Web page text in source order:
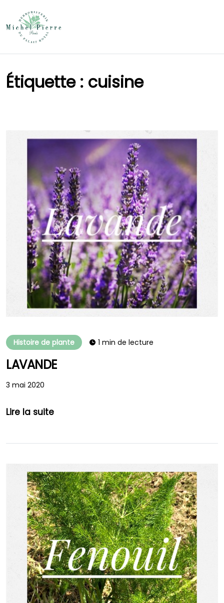
Étiquette : cuisine
Histoire de plante 1 min de lecture
LAVANDE
3 mai 2020
Lire la suite